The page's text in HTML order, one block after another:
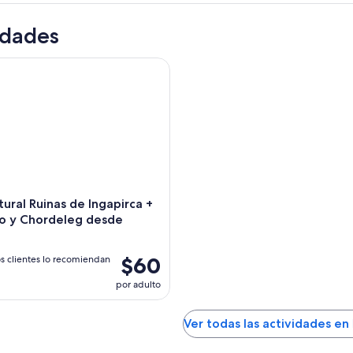
Ruinas de Ingapirca +
y Chordeleg desde
$60
por adulto
clientes lo recomiendan
Ruinas de Ingapirca + Gualaceo y Chordeleg desde Cuenca
Ver todas las actividades en